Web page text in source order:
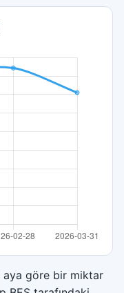
aya göre bir miktar